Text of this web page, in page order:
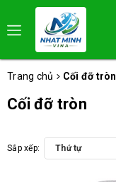
Trang chủ Cối đỡ tròn
Cối đỡ tròn
Sắp xếp: Thứ tự